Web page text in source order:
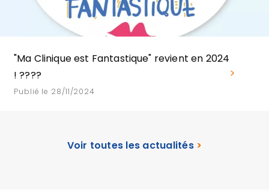
"Ma Clinique est Fantastique" revient en 2024
! ????
Publié le 28/11/2024
Voir toutes les actualités >